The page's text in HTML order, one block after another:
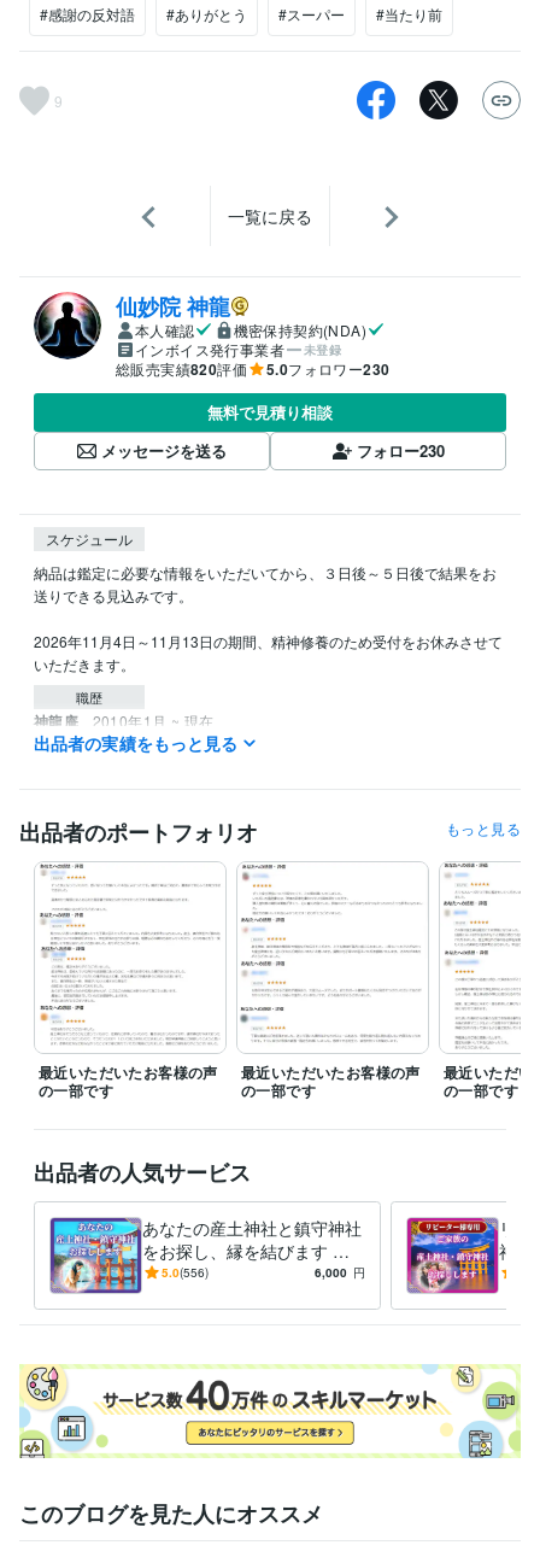
#感謝の反対語 #ありがとう #スーパー #当たり前
9
一覧に戻る
仙妙院 神龍
本人確認
機密保持契約(NDA)
インボイス発行事業者
未登録
総販売実績820評価 5.0フォロワー230
無料で見積り相談
メッセージを送る
フォロー230
スケジュール
納品は鑑定に必要な情報をいただいてから、３日後～５日後で結果をお
送りできる見込みです。
2026年11月4日～11月13日の期間、精神修養のため受付をお休みさせて
いただきます。
職歴
神龍庵 2010年1月 ~ 現在
産土神社鑑定士 取得年 : 2010年
風水守護獣鑑定師 取得年 : 2018年
得意分野
占い 産土神社鑑定 あなたが開運しやすい神社と参拝順序鑑定
開運 神様リーディング
風水
四柱推命
縁結び 金運
出品者の実績をもっと見る
出品者のポートフォリオ もっと見る
最近いただいたお客様の声
の一部です
最近いただいたお客様の声
の一部です
最近いただい
の一部です
出品者の人気サービス
あなたの産土神社と鎮守神社
をお探し、縁を結びます お
盆にご先祖様と産土神様に感
5.0(556) 6,000 円
リ
神社
お盆
このブログを見た人にオススメ